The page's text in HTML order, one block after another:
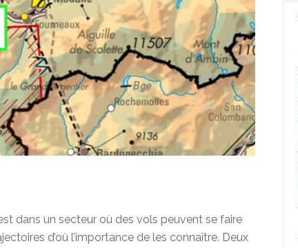
dans un secteur où des vols peuvent se faire
d’où l’importance de les connaître. Deux